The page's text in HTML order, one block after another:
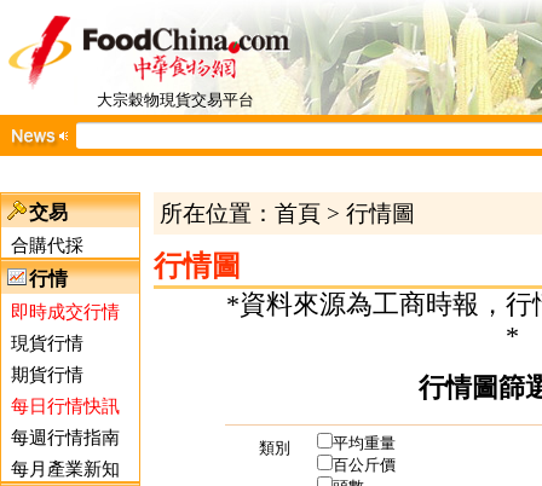
大宗穀物現貨交易平台
交易
合購代採
行情
即時成交行情
現貨行情
期貨行情
每日行情快訊
每週行情指南
每月產業新知
所在位置： 首頁 > 行情圖
行情圖
*資料來源為工商時報，
*
行情圖篩
類別
平均重量
百公斤價